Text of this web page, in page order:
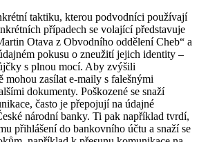
taktiku, kterou podvodníci používají
případech se volající představuje
Otava z Obvodního oddělení Cheb“ a
pokusu o zneužití jejich identity –
s plnou mocí. Aby zvýšili
mohou zasílat e-maily s falešnými
dokumenty. Poškozené se snaží
často je přepojují na údajné
národní banky. Ti pak například tvrdí,
přihlášení do bankovního účtu a snaží se